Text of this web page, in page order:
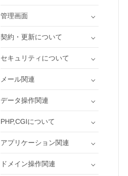
管理画面
契約・更新について
セキュリティについて
メール関連
データ操作関連
PHP,CGIについて
アプリケーション関連
ドメイン操作関連